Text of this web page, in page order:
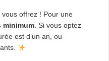
offrez ! Pour une
minimum. Si vous optez
est d’un an, ou